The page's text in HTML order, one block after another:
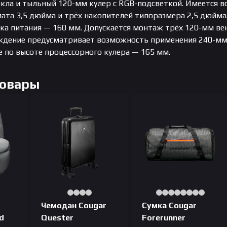
и тыльный 120-мм кулер с RGB-подсветкой. Имеется
3,5 дюйма и трёх накопителей типоразмера 2,5
питания — 160 мм. Допускается монтаж трёх 120-мм
предусматривает возможность применения 240-
по высоте процессорного кулера — 165 мм.
Чемодан Cougar
Quester
Сумка Cougar
Forerunner